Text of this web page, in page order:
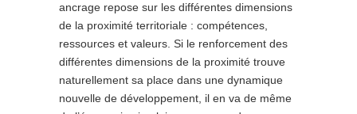
ancrage repose sur les différentes dimensions
de la proximité territoriale : compétences,
ressources et valeurs. Si le renforcement des
différentes dimensions de la proximité trouve
naturellement sa place dans une dynamique
nouvelle de développement, il en va de même